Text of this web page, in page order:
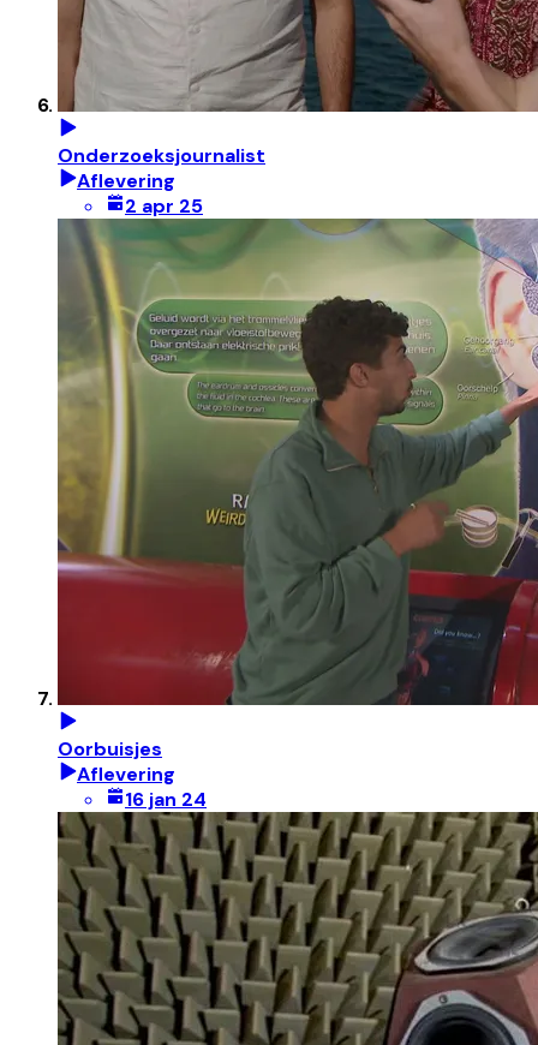
Onderzoeksjournalist
Aflevering
2 apr 25
Oorbuisjes
Aflevering
16 jan 24